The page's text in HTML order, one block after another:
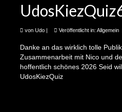
kommende Kiezblock für
17te Folge: Natalie und
18te Folge: Adelheid
das Planspiel zum
von Udo | Veröffentlicht in: Allgemein
Danke an das wirklich tolle
Zusammenarbeit mit Nico und
hoffentlich schönes 2026 Seid
UdosKiezQuiz